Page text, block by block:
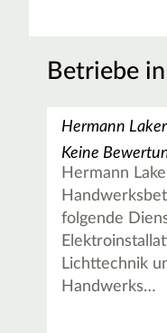
Betriebe
Hermann
Keine
Hermann
folgende
Lichttechnik
Handwerks…